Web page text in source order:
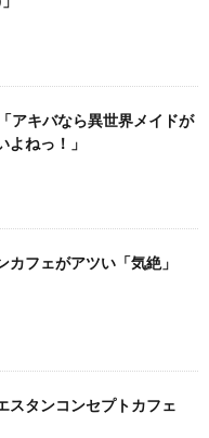
アキバなら異世界メイドが
よねっ！」
フェがアツい「気絶」
スタンコンセプトカフェ